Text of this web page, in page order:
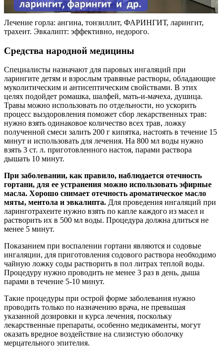
Лечение горла: ангина, тонзиллит, ФАРИНГИТ, ларингит,
трахеит. Эвкалипт: эффективно, недорого.
Средства народной медицины
Специалисты назначают для паровых ингаляций при
ларингите детям и взрослым травяные растворы, обладающие
муколитическим и антисептическим свойствами. В этих
целях подойдет ромашка, шалфей, мать-и-мачеха, душица.
Травы можно использовать по отдельности, но ускорить
процесс выздоровления поможет сбор лекарственных трав:
нужно взять одинаковое количество всех трав, ложку
полученной смеси залить 200 г кипятка, настоять в течение 15
минут и использовать для лечения. На 800 мл воды нужно
взять 3 ст. л. приготовленного настоя, парами раствора
дышать 10 минут.
При заболевании, как правило, наблюдается отечность
гортани, для ее устранения можно использовать эфирные
масла. Хорошо снимает отечность ароматическое масло
мяты, ментола и эвкалипта. Для проведения ингаляций при
ларинготрахеите нужно взять по капле каждого из масел и
растворить их в 500 мл воды. Процедура должна длиться не
менее 5 минут.
Показанием при воспалении гортани являются и содовые
ингаляции, для приготовления содового раствора необходимо
чайную ложку соды растворить в пол литрах теплой воды.
Процедуру нужно проводить не менее 3 раз в день, дыша
парами в течение 5-10 минут.
Такие процедуры при острой форме заболевания нужно
проводить только по назначению врача, не превышая
указанной дозировки и курса лечения, поскольку
лекарственные препараты, особенно медикаменты, могут
оказать вредное воздействие на слизистую оболочку
мерцательного эпителия.